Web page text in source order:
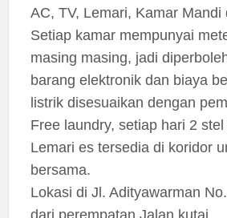
AC, TV, Lemari, Kamar Mandi
Setiap kamar mempunyai
masing masing, jadi
barang elektronik dan biaya
listrik disesuaikan dengan
Free laundry, setiap hari 2 stel
Lemari es tersedia di koridor
bersama.
Lokasi di Jl. Adityawarman